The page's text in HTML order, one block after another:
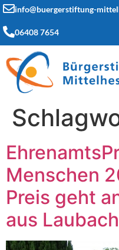
info@buergerstiftung-
06408 7654
Menschen
Preis geht
aus Laubach